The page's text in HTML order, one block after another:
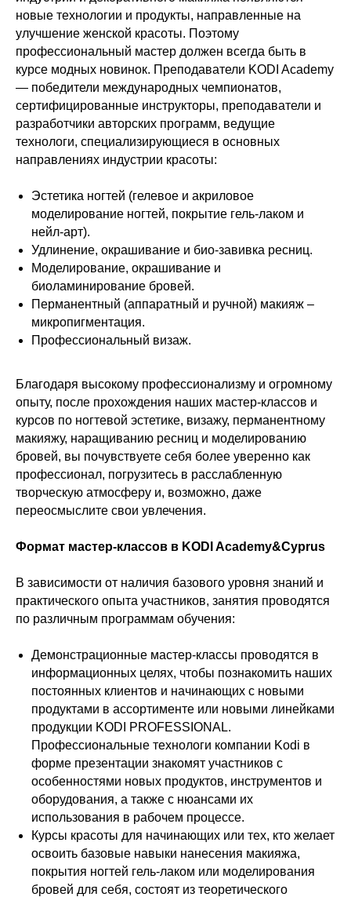
новые технологии и продукты, направленные на
улучшение женской красоты. Поэтому
профессиональный мастер должен всегда быть в
курсе модных новинок. Преподаватели KODI Academy
— победители международных чемпионатов,
сертифицированные инструкторы, преподаватели и
разработчики авторских программ, ведущие
технологи, специализирующиеся в основных
направлениях индустрии красоты:
Эстетика ногтей (гелевое и акриловое
моделирование ногтей, покрытие гель-лаком и
нейл-арт).
Удлинение, окрашивание и био-завивка ресниц.
Моделирование, окрашивание и
биоламинирование бровей.
Перманентный (аппаратный и ручной) макияж –
микропигментация.
Профессиональный визаж.
Благодаря высокому профессионализму и огромному
опыту, после прохождения наших мастер-классов и
курсов по ногтевой эстетике, визажу, перманентному
макияжу, наращиванию ресниц и моделированию
бровей, вы почувствуете себя более уверенно как
профессионал, погрузитесь в расслабленную
творческую атмосферу и, возможно, даже
переосмыслите свои увлечения.
Формат мастер-классов в KODI Academy&Cyprus
В зависимости от наличия базового уровня знаний и
практического опыта участников, занятия проводятся
по различным программам обучения:
Демонстрационные мастер-классы проводятся в
информационных целях, чтобы познакомить наших
постоянных клиентов и начинающих с новыми
продуктами в ассортименте или новыми линейками
продукции KODI PROFESSIONAL.
Профессиональные технологи компании Kodi в
форме презентации знакомят участников с
особенностями новых продуктов, инструментов и
оборудования, а также с нюансами их
использования в рабочем процессе.
Курсы красоты для начинающих или тех, кто желает
освоить базовые навыки нанесения макияжа,
покрытия ногтей гель-лаком или моделирования
бровей для себя, состоят из теоретического